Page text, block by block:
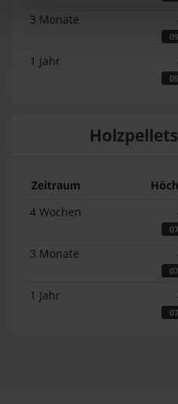
3 Monate
1 Jahr
Zeitraum
4 Wochen
3 Monate
1 Jahr